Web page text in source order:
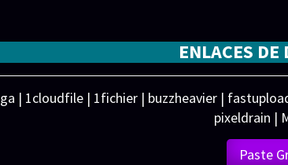
ENLACES DE
| 1cloudfile | 1fichier | buzzheavier |
pixeldrain |
Paste